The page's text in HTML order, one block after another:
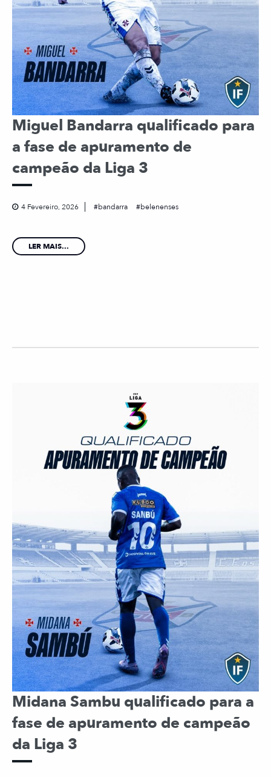
Miguel Bandarra qualificado para
a fase de apuramento de
campeão da Liga 3
4 Fevereiro, 2026 bandarra belenenses
LER MAIS...
Midana Sambu qualificado para a
fase de apuramento de campeão
da Liga 3